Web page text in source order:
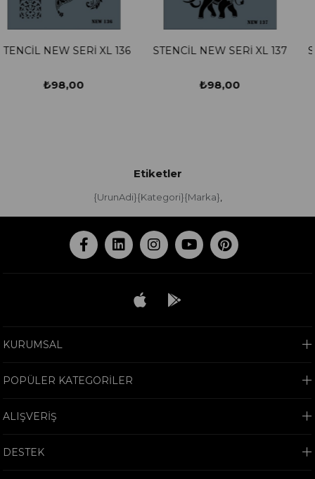
XL 136 STENCİL NEW SERİ XL 137 STENCİL NEW
Etiketler
{UrunAdi}{Kategori}{Marka},
KURUMSAL
POPÜLER KATEGORİLER
ALIŞVERİŞ
DESTEK